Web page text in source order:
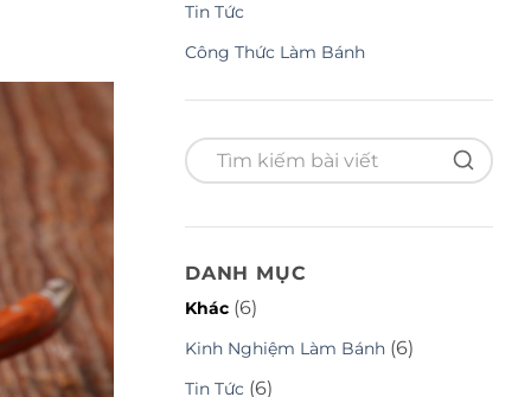
Tin Tức
Công Thức Làm Bánh
DANH MỤC
Khác (6)
Kinh Nghiệm Làm Bánh (6)
Tin Tức (6)